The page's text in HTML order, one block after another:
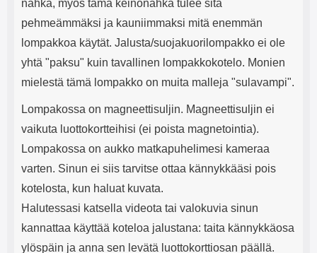
nahka, myös tämä keinonahka tulee sitä
pehmeämmäksi ja kauniimmaksi mitä enemmän
lompakkoa käytät. Jalusta/suojakuorilompakko ei ole
yhtä "paksu" kuin tavallinen lompakkokotelo. Monien
mielestä tämä lompakko on muita malleja "sulavampi".
Lompakossa on magneettisuljin. Magneettisuljin ei
vaikuta luottokortteihisi (ei poista magnetointia).
Lompakossa on aukko matkapuhelimesi kameraa
varten. Sinun ei siis tarvitse ottaa kännykkääsi pois
kotelosta, kun haluat kuvata.
Halutessasi katsella videota tai valokuvia sinun
kannattaa käyttää koteloa jalustana: taita kännykkäosa
ylöspäin ja anna sen levätä luottokorttiosan päällä.